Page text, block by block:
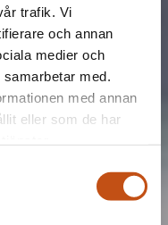
trafik. Vi
och annan
medier och
med.
med annan
eller som de har